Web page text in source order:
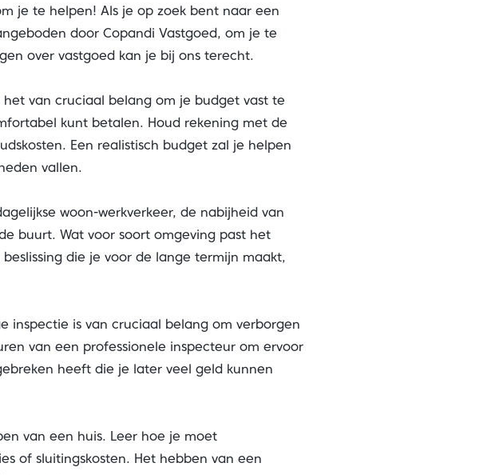
je te helpen! Als je op zoek bent naar een
door Copandi Vastgoed, om je te
over vastgoed kan je bij ons terecht.
van cruciaal belang om je budget vast te
kunt betalen. Houd rekening met de
Een realistisch budget zal je helpen
vallen.
woon-werkverkeer, de nabijheid van
buurt. Wat voor soort omgeving past het
die je voor de lange termijn maakt,
inspectie is van cruciaal belang om verborgen
van een professionele inspecteur om ervoor
heeft die je later veel geld kunnen
van een huis. Leer hoe je moet
of sluitingskosten. Het hebben van een